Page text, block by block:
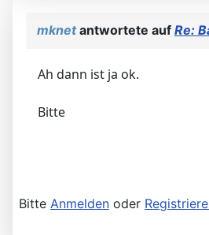
mknetantwortete auf Re:
Ah dann ist ja ok.
Bitte
Bitte Anmelden oder